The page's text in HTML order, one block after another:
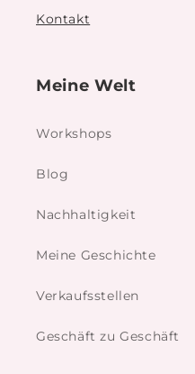
Kontakt
Meine Welt
Workshops
Blog
Nachhaltigkeit
Meine Geschichte
Verkaufsstellen
Geschäft zu Geschäft